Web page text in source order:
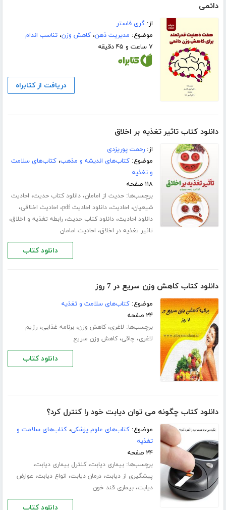
دائمی
از:گری فاستر
موضوع: مدیریت ذهن،کاهش وزن،تناسب اندام
۷ ساعت و ۴۵ دقیقه
دریافت از کتابراه
دانلود کتاب تاثیر تغذیه بر اخلاق
از:رحمت پوریزدی
موضوع:کتاب‌های اندیشه و مذهب،کتاب‌های سلامت
و تغذیه
۱۱۸ صفحه
برچسب‌ها:حدیث از امامان،دانلود کتاب حدیث، احادیث
شیعیان، احادیث،دانلود احادیث pdf ، احادیث اخلاقی،
دانلود احادیث،دانلود کتاب حدیث،رابطه تغذیه و اخلاق،
تاثیر تغذیه در اخلاق، احادیث امامان
دانلود کتاب
دانلود کتاب کاهش وزن سریع در 7 روز
موضوع:کتاب‌های سلامت و تغذیه
۲۴ صفحه
برچسب‌ها: لاغری،کاهش وزن،برنامه غذایی،رژیم
لاغری، چاقی،کاهش وزن سریع
دانلود کتاب
دانلود کتاب چگونه می توان دیابت خود را کنترل کرد؟
موضوع:کتاب‌های علوم پزشکی،کتاب‌های سلامت و
تغذیه
۲۴ صفحه
برچسب‌ها:بیماری دیابت،کنترل بیماری دیابت،
پیشگیری از دیابت،درمان دیابت، انواع دیابت، عوارض
دیابت،بیماری قند خون
دانلود کتاب